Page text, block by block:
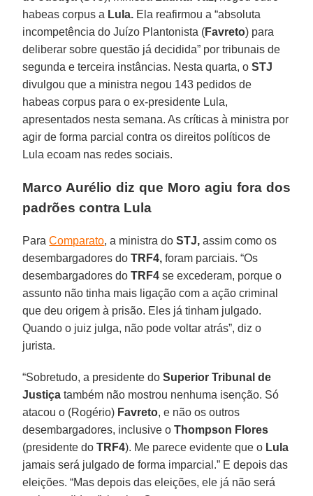
habeas corpus a Lula. Ela reafirmou a “absoluta
incompetência do Juízo Plantonista (Favreto) para
deliberar sobre questão já decidida” por tribunais de
segunda e terceira instâncias. Nesta quarta, oSTJ
divulgou que a ministra negou 143 pedidos de
habeas corpus para o ex-presidente Lula,
apresentados nesta semana. As críticas à ministra por
agir de forma parcial contra os direitos políticos de
Lula ecoam nas redes sociais.
Marco Aurélio diz que Moro agiu fora dos
padrões contra Lula
ParaComparato, a ministra doSTJ, assim como os
desembargadores doTRF4, foram parciais. “Os
desembargadores doTRF4 se excederam, porque o
assunto não tinha mais ligação com a ação criminal
que deu origem à prisão. Eles já tinham julgado.
Quando o juiz julga, não pode voltar atrás”, diz o
jurista.
“Sobretudo, a presidente doSuperior Tribunal de
Justiça também não mostrou nenhuma isenção. Só
atacou o (Rogério) Favreto, e não os outros
desembargadores, inclusive oThompson Flores
(presidente doTRF4). Me parece evidente que o Lula
jamais será julgado de forma imparcial.” E depois das
eleições. “Mas depois das eleições, ele já não será